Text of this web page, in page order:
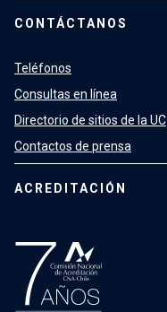
CONTÁCTANOS
Teléfonos
Consultas en línea
Directorio de sitios de la UC
Contactos de prensa
ACREDITACIÓN